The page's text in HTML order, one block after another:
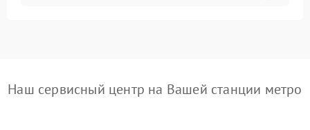
Наш сервисный центр на Вашей станции метро